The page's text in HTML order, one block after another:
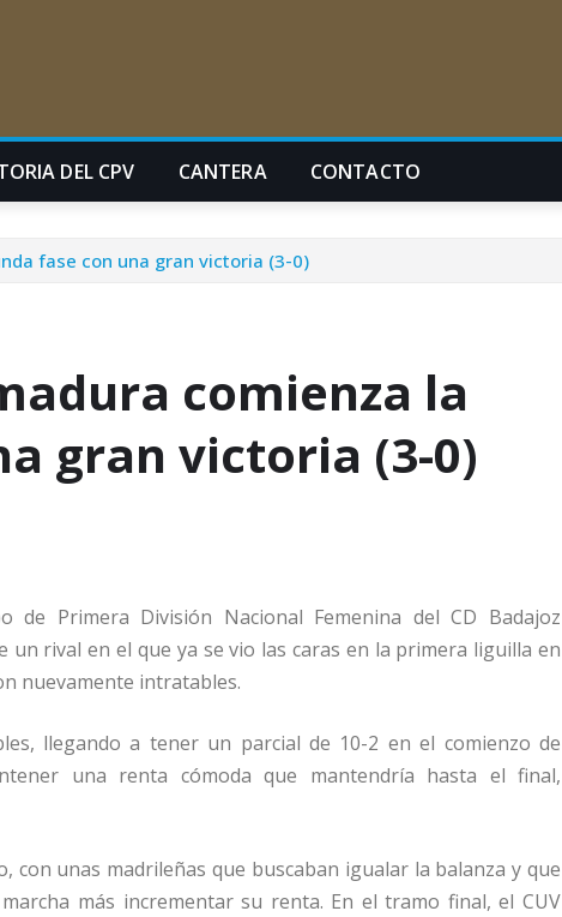
DEL CPV CANTERA CONTACTO
fase con una gran victoria (3-0)
comienza la
gran victoria (3-0)
Primera División Nacional Femenina del CD Badajoz
un rival en el que ya se vio las caras en la primera liguilla en
nuevamente intratables.
llegando a tener un parcial de 10-2 en el comienzo de
una renta cómoda que mantendría hasta el final,
con unas madrileñas que buscaban igualar la balanza y que
más incrementar su renta. En el tramo final, el CUV